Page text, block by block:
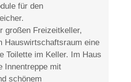
für den
großen Freizeitkeller,
Hauswirtschaftsraum eine
Toilette im Keller. Im Haus
Innentreppe mit
schönem